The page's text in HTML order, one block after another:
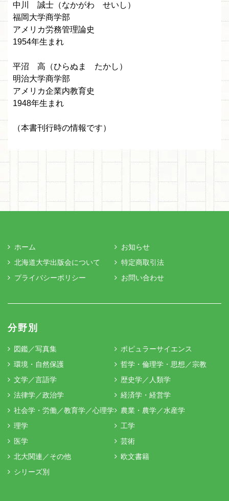
中川 誠士（なかがわ せいし）
福岡大学商学部
アメリカ労務管理論史
1954年生まれ
平沼 高（ひらぬま たかし）
明治大学商学部
アメリカ企業内教育史
1948年生まれ
（本書刊行時の情報です）
ホーム
お知らせ
北海道大学出版会について
特定商取引法
プライバシーポリシー
お問い合わせ
分野別
図鑑／写真集
ポピュラーサイエンス
環境・自然保護
哲学・倫理学・思想／宗教
文学／言語学
歴史学／人類学
法律学／政治学
経済学・経営学
社会学・労働／教育学／心理学
農業・農学／水産学
理学
工学
医学
芸術
北大関連／その他
欧文書籍
シリーズ別